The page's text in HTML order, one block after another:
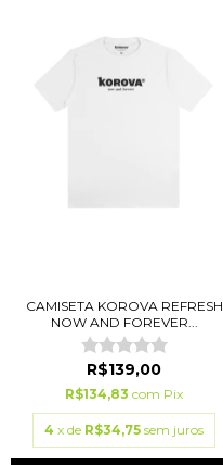
CAMISETA KOROVA REFRESH
NOW AND FOREVER...
R$139,00
R$134,83 com Pix
4 x de R$34,75 sem juros